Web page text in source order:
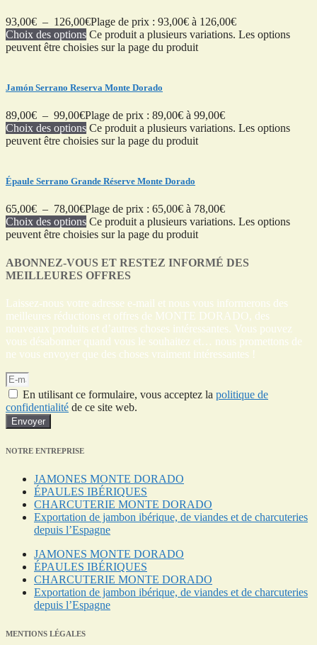
93,00€ – 126,00€Plage de prix : 93,00€ à 126,00€
Choix des options Ce produit a plusieurs variations. Les options
peuvent être choisies sur la page du produit
Jamón Serrano Reserva Monte Dorado
89,00€ – 99,00€Plage de prix : 89,00€ à 99,00€
Choix des options Ce produit a plusieurs variations. Les options
peuvent être choisies sur la page du produit
Épaule Serrano Grande Réserve Monte Dorado
65,00€ – 78,00€Plage de prix : 65,00€ à 78,00€
Choix des options Ce produit a plusieurs variations. Les options
peuvent être choisies sur la page du produit
ABONNEZ-VOUS ET RESTEZ INFORMÉ DES
MEILLEURES OFFRES
Laissez-nous votre adresse e-mail et nous vous informerons des
meilleures réductions et offres de MONTE DORADO, des
nouveaux produits et d’autres choses intéressantes. Vous pouvez
vous désabonner quand vous le souhaitez et… nous promettons de
ne vous envoyer que des choses vraiment intéressantes !
En utilisant ce formulaire, vous acceptez la politique de
confidentialité de ce site web.
Envoyer
NOTRE ENTREPRISE
JAMONES MONTE DORADO
ÉPAULES IBÉRIQUES
CHARCUTERIE MONTE DORADO
Exportation de jambon ibérique, de viandes et de charcuteries
depuis l’Espagne
JAMONES MONTE DORADO
ÉPAULES IBÉRIQUES
CHARCUTERIE MONTE DORADO
Exportation de jambon ibérique, de viandes et de charcuteries
depuis l’Espagne
MENTIONS LÉGALES